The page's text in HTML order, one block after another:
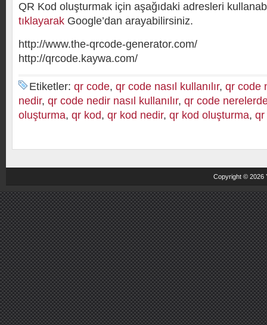
QR Kod oluşturmak için aşağıdaki adresleri
tıklayarak Google’dan arayabilirsiniz.
http://www.the-qrcode-generator.com/
http://qrcode.kaywa.com/
Etiketler: qr code, qr code nasıl kullanılır, qr code
nedir, qr code nedir nasıl kullanılır, qr code
oluşturma, qr kod, qr kod nedir, qr kod oluşturma, qr
Copyright © 2026